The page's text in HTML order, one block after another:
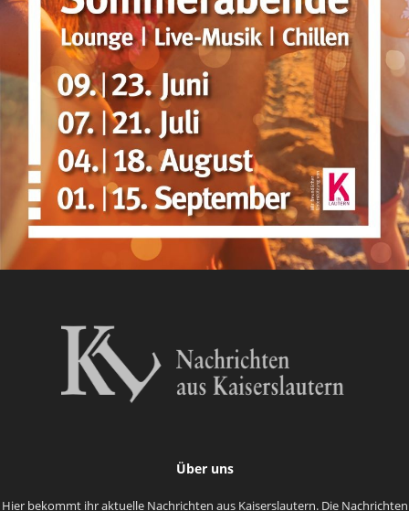
Über uns
Hier bekommt ihr aktuelle Nachrichten aus Kaiserslautern. Die Nachrichten